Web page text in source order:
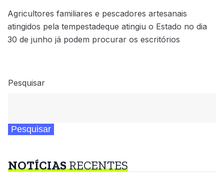
Agricultores familiares e pescadores artesanais
atingidos pela tempestadeque atingiu o Estado no dia
30 de junho já podem procurar os escritórios
Pesquisar
Pesquisar
NOTÍCIASRECENTES